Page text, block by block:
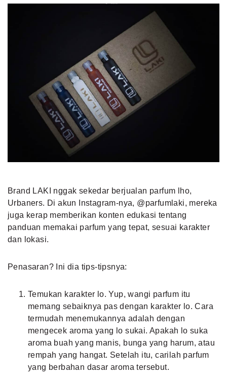
Brand LAKI nggak sekedar berjualan parfum lho,
Urbaners. Di akun Instagram-nya, @parfumlaki, mereka
juga kerap memberikan konten edukasi tentang
panduan memakai parfum yang tepat, sesuai karakter
dan lokasi.
Penasaran? Ini dia tips-tipsnya:
Temukan karakter lo. Yup, wangi parfum itu
memang sebaiknya pas dengan karakter lo. Cara
termudah menemukannya adalah dengan
mengecek aroma yang lo sukai. Apakah lo suka
aroma buah yang manis, bunga yang harum, atau
rempah yang hangat. Setelah itu, carilah parfum
yang berbahan dasar aroma tersebut.